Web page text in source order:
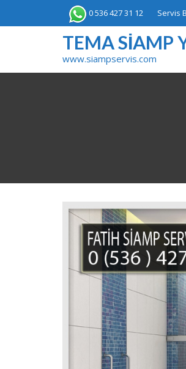
0 536 427 31 12 Servis
TEMA SIAMP
www.siampservis.com